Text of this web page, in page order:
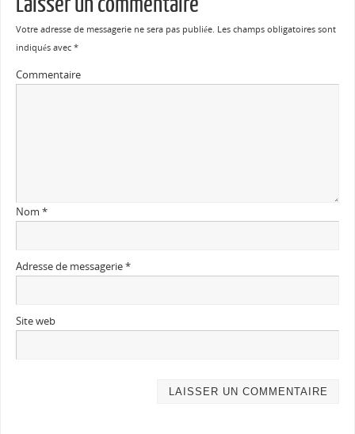
Votre adresse de messagerie ne sera pas publiée. Les champs obligatoires sont
indiqués avec *
Commentaire
Nom *
Adresse de messagerie*
Site web